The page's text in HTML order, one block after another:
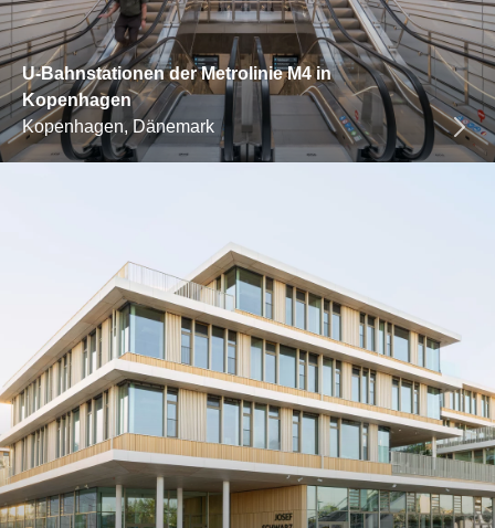
U-Bahnstationen der Metrolinie M4 in
Kopenhagen
Kopenhagen, Dänemark